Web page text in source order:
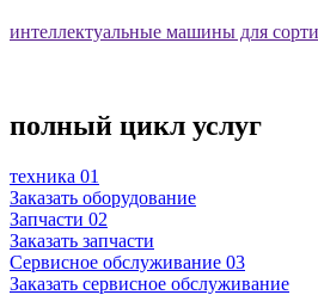
интеллектуальные машины для
полный цикл услуг
техника 01
Заказать оборудование
Запчасти 02
Заказать запчасти
Сервисное обслуживание 03
Заказать сервисное обслуживание